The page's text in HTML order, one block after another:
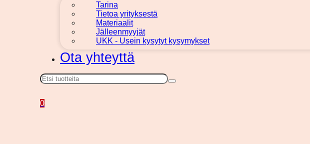
Tarina
Tietoa yrityksestä
Materiaalit
Jälleenmyyjät
UKK - Usein kysytyt kysymykset
Ota yhteyttä
Haku
0